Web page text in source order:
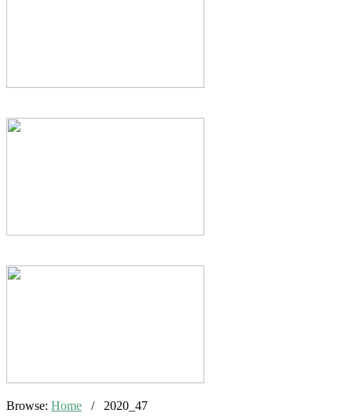
Browse: Home / 2020_47